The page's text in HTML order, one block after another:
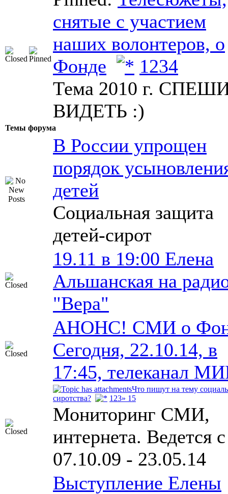
снятые с участием
наших волонтеров, о
Фонде
1234
Тема 2010 г.
ВИДЕТЬ :)
Темы форума
В России упрощен
порядок
детей
Социальная защита
детей-сирот
19.11 в 19:00 Елена
Альшанская на
"Вера"
АНОНС! СМИ о
Сегодня, 22.10.14, в
17:45, телеканал
Что пишут на тему
сиротства?
1 23» 15
Мониторинг СМИ,
интернета. Ведется с
07.10.09 - 23.05.14
Выступление Елены